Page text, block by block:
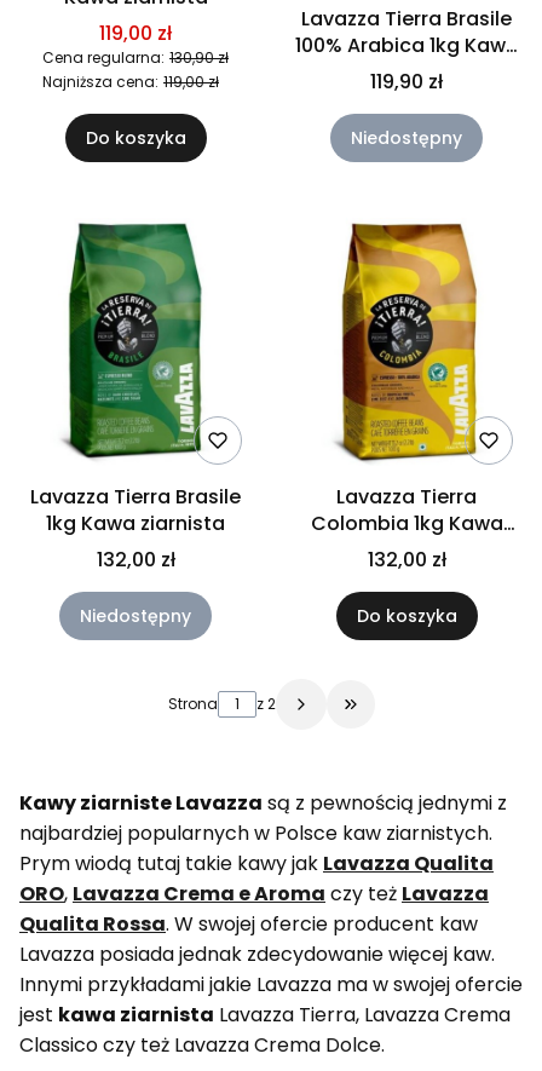
119,00 zł
Cena regularna: 130,90 zł
Najniższa cena: 119,00 zł
Do koszyka
Lavazza Tierra Brasile
100% Arabica 1kg Kawa
ziarnista
119,90 zł
Niedostępny
Lavazza Tierra Brasile
1kg Kawa ziarnista
132,00 zł
Niedostępny
Lavazza Tierra
Colombia 1kg Kawa
ziarnista
132,00 zł
Do koszyka
Strona z 2 Przejdź do ostatniej
Kawy ziarniste Lavazza są z pewnością jednymi z
najbardziej popularnych w Polsce kaw ziarnistych.
Prym wiodą tutaj takie kawy jak Lavazza Qualita
ORO, Lavazza Crema e Aroma czy też Lavazza
Qualita Rossa. W swojej ofercie producent kaw
Lavazza posiada jednak zdecydowanie więcej kaw.
Innymi przykładami jakie Lavazza ma w swojej ofercie
jest kawa ziarnista Lavazza Tierra, Lavazza Crema
Classico czy też Lavazza Crema Dolce.